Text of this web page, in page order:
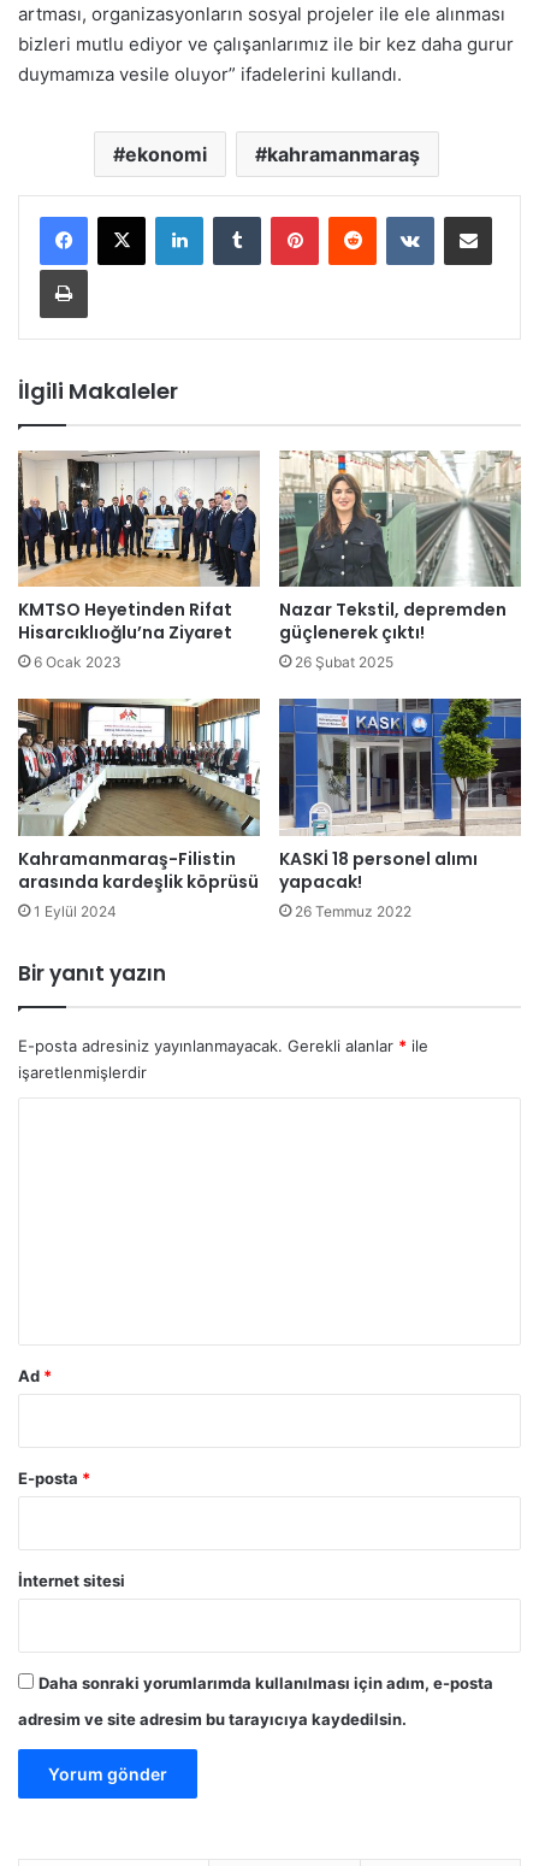
artması, organizasyonların sosyal projeler ile ele alınması
bizleri mutlu ediyor ve çalışanlarımız ile bir kez daha gurur
duymamıza vesile oluyor” ifadelerini kullandı.
ekonomi kahramanmaraş
LinkedInTumblr PinterestReddit VKontakteE-Posta ile paylaş
Yazdır
İlgili Makaleler
KMTSO Heyetinden Rifat
Hisarcıklıoğlu’na Ziyaret
6 Ocak 2023
Nazar Tekstil, depremden
güçlenerek çıktı!
26 Şubat 2025
Kahramanmaraş-Filistin
arasında kardeşlik köprüsü
1 Eylül 2024
KASKİ 18 personel alımı
yapacak!
26 Temmuz 2022
Bir yanıt yazın
E-posta adresiniz yayınlanmayacak. Gerekli alanlar * ile
işaretlenmişlerdir
Ad *
E-posta *
İnternet sitesi
Daha sonraki yorumlarımda kullanılması için adım, e-posta
adresim ve site adresim bu tarayıcıya kaydedilsin.